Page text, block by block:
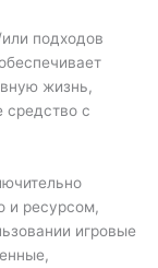
подходов
жизнь,
средство с
и ресурсом,
игровые